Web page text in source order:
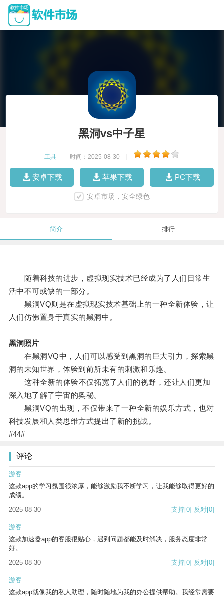
黑洞vs中子星
工具 时间：2025-08-30
安卓下载 苹果下载 PC下载
安卓市场，安全绿色
简介 排行
随着科技的进步，虚拟现实技术已经成为了人们日常生
活中不可或缺的一部分。
黑洞VQ则是在虚拟现实技术基础上的一种全新体验，让
人们仿佛置身于真实的黑洞中。
黑洞照片
在黑洞VQ中，人们可以感受到黑洞的巨大引力，探索黑
洞的未知世界，体验到前所未有的刺激和乐趣。
这种全新的体验不仅拓宽了人们的视野，还让人们更加
深入地了解了宇宙的奥秘。
黑洞VQ的出现，不仅带来了一种全新的娱乐方式，也对
科技发展和人类思维方式提出了新的挑战。
#44#
评论
游客
这款app的学习氛围很浓厚，能够激励我不断学习，让我能够取得更好的
成绩。
2025-08-30
支持[0] 反对[0]
游客
这款加速器app的客服很贴心，遇到问题都能及时解决，服务态度非常
好。
2025-08-30
支持[0] 反对[0]
游客
这款app就像我的私人助理，随时随地为我的办公提供帮助。我经常需要